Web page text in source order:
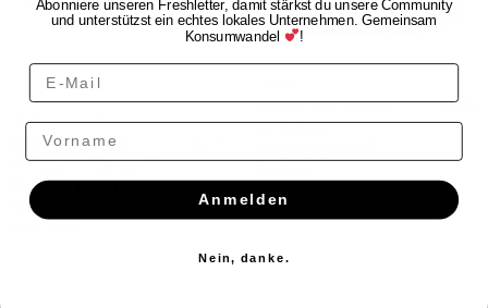
Birkenstock
Birkenstock
Arizona Desert
Dust Thyme
Vegan
CHF99.00
Teva Sandale
Original
Black
CHF69.00CHF49.00
Abonniere unseren Freshletter, damit stärkst du unsere Community
und unterstützst ein echtes lokales Unternehmen. Gemeinsam
Konsumwandel !
Vorname
Anmelden
Nein, danke.